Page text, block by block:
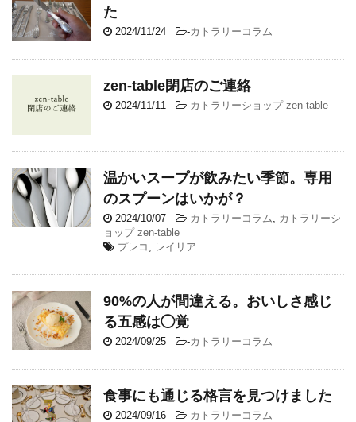
た
2024/11/24 -カトラリーコラム
zen-table閉店のご連絡
2024/11/11 -カトラリーショップ zen-table
温かいスープが飲みたい季節。専用
のスプーンはいかが？
2024/10/07 -カトラリーコラム
カトラリーシ
ョップ zen-table
プレコ
レイリア
90%の人が間違える。おいしさ感じ
る五感は◯覚
2024/09/25 -カトラリーコラム
食事にも通じる格言を見つけました
2024/09/16 -カトラリーコラム